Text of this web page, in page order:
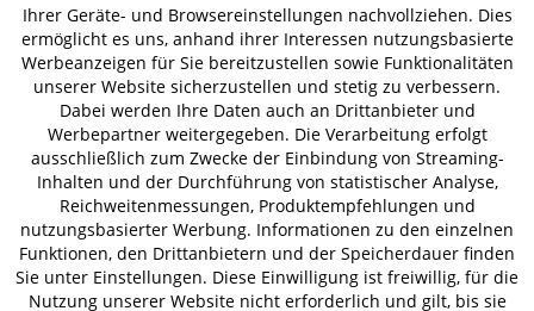
VERSAND
AGB Datenschutz
Impressum
© 2026 HOLZ-LEUTE
* Alle Preise inkl. gesetzl. Mehrwertsteuer zzgl.Versandkosten.
Ihrer Geräte- und Browsereinstellungen nachvollziehen. Dies
ermöglicht es uns, anhand ihrer Interessen nutzungsbasierte
Werbeanzeigen für Sie bereitzustellen sowie Funktionalitäten
unserer Website sicherzustellen und stetig zu verbessern.
Dabei werden Ihre Daten auch an Drittanbieter und
Werbepartner weitergegeben. Die Verarbeitung erfolgt
ausschließlich zum Zwecke der Einbindung von Streaming-
Inhalten und der Durchführung von statistischer Analyse,
Reichweitenmessungen, Produktempfehlungen und
nutzungsbasierter Werbung. Informationen zu den einzelnen
Funktionen, den Drittanbietern und der Speicherdauer finden
Sie unter Einstellungen. Diese Einwilligung ist freiwillig, für die
Nutzung unserer Website nicht erforderlich und gilt, bis sie